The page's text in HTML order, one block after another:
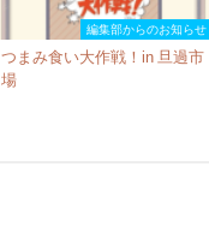
編集部からのお知らせ
つまみ食い大作戦！in 旦過市
場